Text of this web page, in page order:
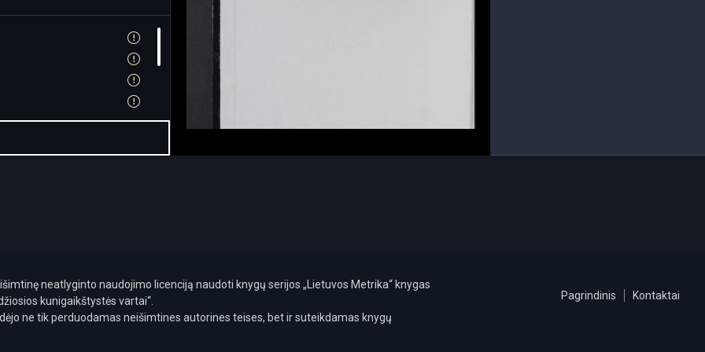
union/**/select+1)='
Pagrindinis Kontaktai
neatlyginto naudojimo licenciją naudoti knygų serijos „Lietuvos Metrika“ knygas
kunigaikštystės vartai“.
ne tik perduodamas neišimtines autorines teises, bet ir suteikdamas knygų